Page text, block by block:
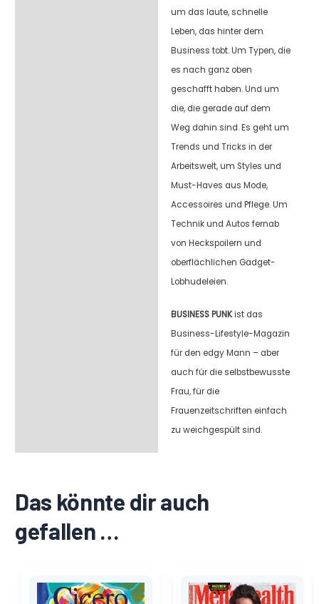
um das laute, schnelle
Leben, das hinter dem
Business tobt. Um Typen, die
es nach ganz oben
geschafft haben. Und um
die, die gerade auf dem
Weg dahin sind. Es geht um
Trends und Tricks in der
Arbeitswelt, um Styles und
Must-Haves aus Mode,
Accessoires und Pflege. Um
Technik und Autos fernab
von Heckspoilern und
oberflächlichen Gadget-
Lobhudeleien.
BUSINESS PUNKist das
Business-Lifestyle-Magazin
für den edgy Mann – aber
auch für die selbstbewusste
Frau, für die
Frauenzeitschriften einfach
zu weichgespült sind.
Das könnte dir auch
gefallen …
Preis
Preis
Preis
Preis